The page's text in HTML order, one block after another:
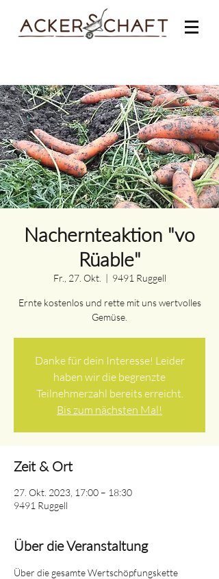
Nachernteaktion "vo
Rüable"
Fr., 27. Okt.
  |
9491 Ruggell
Ernte kostenlos und rette mit uns wertvolles
Gemüse.
Danke für dein Interesse! Leider
haben wir die begrenzte
Teilnehmerzahl bereits erreicht.
Bis zum nächsten Mal!
Zeit & Ort
27. Okt. 2023, 17:00 – 18:30
9491 Ruggell
Über die Veranstaltung
Über die gesamte Wertschöpfungskette